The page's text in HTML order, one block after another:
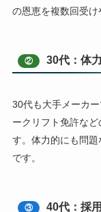
の恩恵を複数回受け
② 30代：体
30代も大手メーカ
ークリフト免許な
す。体力的にも問
です。
③ 40代：採